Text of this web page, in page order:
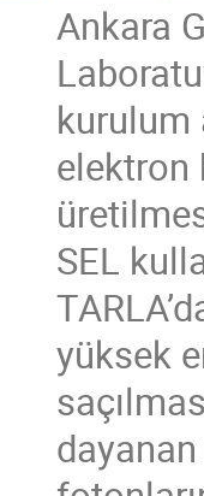
Ankara
kurulum
elektron
SEL
yüksek
dayanan